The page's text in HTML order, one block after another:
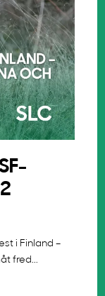
i Finland –
fred...